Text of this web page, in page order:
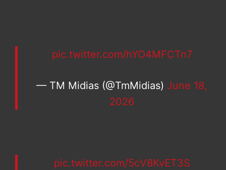
pic.twitter.com/hYO4MFCTn7
— TM Midias (@TmMidias) June 18,
2026
pic.twitter.com/5cV8KvET3S